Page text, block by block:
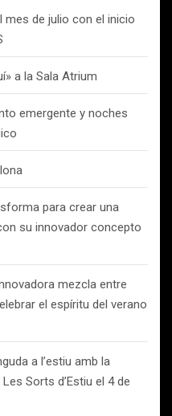
mes de julio con el inicio
a la Sala Atrium
emergente y noches
para crear una
su innovador concepto
mezcla entre
el espíritu del verano
a l’estiu amb la
Sorts d’Estiu el 4 de